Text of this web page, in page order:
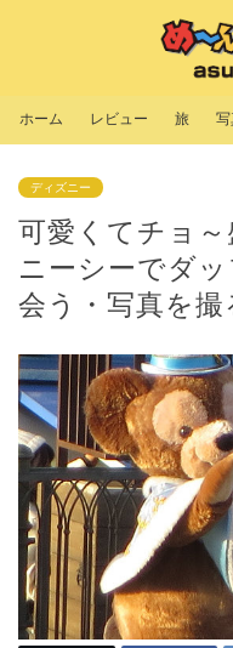
ホーム レビュー 旅
ディズニー
可愛くてチョ
ニーシーでダ
会う・写真を撮